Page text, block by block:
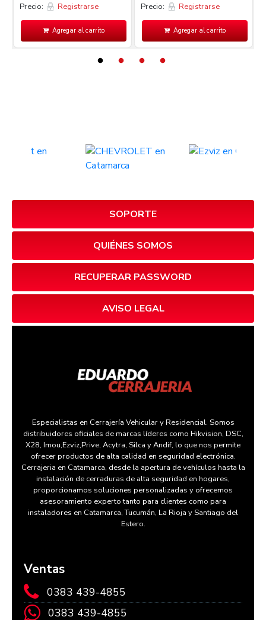
Precio: Registrarse
Agregar al carrito
Precio: Registrarse
Agregar al carrito
SOPORTE
QUIÉNES SOMOS
RECUPERAR PASSWORD
AVISO LEGAL
Especialistas en Cerrajería Vehicular y Residencial. Somos
distribuidores oficiales de marcas líderes como Hikvision, DSC,
X28, Imou,Ezviz,Prive, Acytra, Silca y Andif, lo que nos permite
ofrecer productos de alta calidad en seguridad electrónica.
Cerrajeria en Catamarca, desde la apertura de vehículos hasta la
instalación de cerraduras de alta seguridad en hogares,
proporcionamos soluciones personalizadas y ofrecemos
asesoramiento experto tanto para clientes como para
instaladores en Catamarca, Tucumán, La Rioja y Santiago del
Estero.
Ventas
0383 439-4855
0383 439-4855